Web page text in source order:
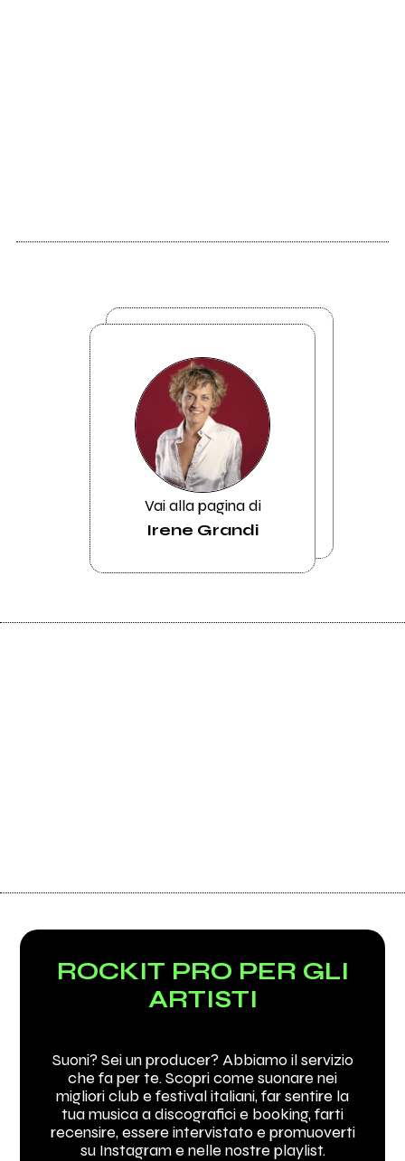
Vai alla pagina di
Irene Grandi
ROCKIT PRO PER GLI
ARTISTI
Suoni? Sei un producer? Abbiamo il servizio
che fa per te. Scopri come suonare nei
migliori club e festival italiani, far sentire la
tua musica a discografici e booking, farti
recensire, essere intervistato e promuoverti
su Instagram e nelle nostre playlist.